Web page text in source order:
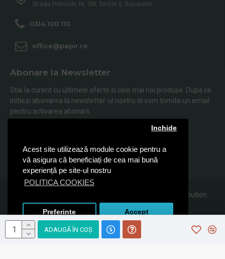
Acest site utilizează module cookie pentru a
vă asigura că beneficiați de cea mai bună
experiență pe site-ul nostru
POLITICA COOKIES
Inchide
Preferinte Accept
ADAUGĂ ÎN COŞ
Strada Preciziei, Nr, 3W, Sector 6, Bucuresti
0314 100 110
office@papir.ro
Abonare la Newsletter
Stai la curent cu ultimele oferte si cele mai noi produse. Dupa ce
initiezi abonarea la newsletter-ul nostru iti vom trimite un email
pentru activarea abonarii.
Abonare
Am citit şi sunt de acord cu Politica de Confidentialitate
© 2019, Papir.ro, Toate drepturile rezervate Sanito Distribution